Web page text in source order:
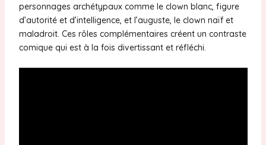
personnages archétypaux comme le clown blanc, figure
d’autorité et d’intelligence, et l’auguste, le clown naïf et
maladroit. Ces rôles complémentaires créent un contraste
comique qui est à la fois divertissant et réfléchi.